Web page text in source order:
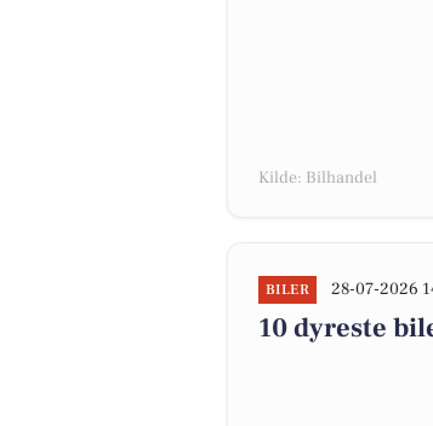
Kilde: Bilhandel
BILER 28-07-2026
10 dyreste